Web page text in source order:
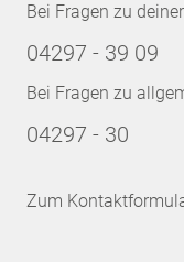
Bei Fragen zu
04297 - 39 09
Bei Fragen zu
04297 - 30
Zum